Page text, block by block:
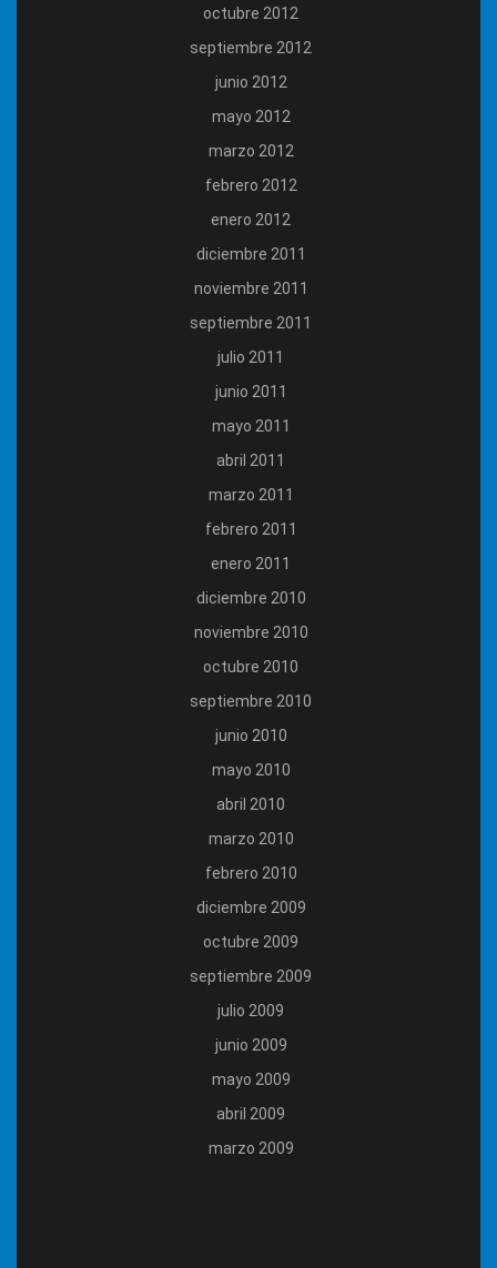
octubre 2012
septiembre 2012
junio 2012
mayo 2012
marzo 2012
febrero 2012
enero 2012
diciembre 2011
noviembre 2011
septiembre 2011
julio 2011
junio 2011
mayo 2011
abril 2011
marzo 2011
febrero 2011
enero 2011
diciembre 2010
noviembre 2010
octubre 2010
septiembre 2010
junio 2010
mayo 2010
abril 2010
marzo 2010
febrero 2010
diciembre 2009
octubre 2009
septiembre 2009
julio 2009
junio 2009
mayo 2009
abril 2009
marzo 2009